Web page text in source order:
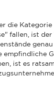
die
fallen, ist der
empfindliche
ist es